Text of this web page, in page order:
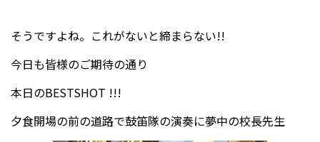
そうですよね。これがないと締まらない!!
今日も皆様のご期待の通り
本日のBESTSHOT !!!
夕食開場の前の道路で鼓笛隊の演奏に夢中の校長先生